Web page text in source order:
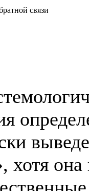
связи
хотя